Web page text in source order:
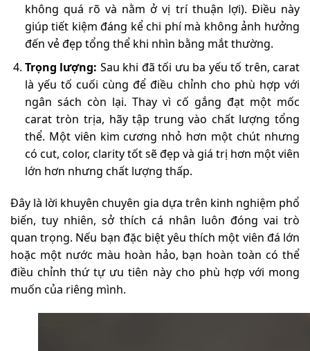
không quá rõ và nằm ở vị trí thuận lợi). Điều này
giúp tiết kiệm đáng kể chi phí mà không ảnh hưởng
đến vẻ đẹp tổng thể khi nhìn bằng mắt thường.
Trọng lượng: Sau khi đã tối ưu ba yếu tố trên, carat
là yếu tố cuối cùng để điều chỉnh cho phù hợp với
ngân sách còn lại. Thay vì cố gắng đạt một mốc
carat tròn trịa, hãy tập trung vào chất lượng tổng
thể. Một viên kim cương nhỏ hơn một chút nhưng
có cut, color, clarity tốt sẽ đẹp và giá trị hơn một viên
lớn hơn nhưng chất lượng thấp.
Đây là lời khuyên chuyên gia dựa trên kinh nghiệm phổ
biến, tuy nhiên, sở thích cá nhân luôn đóng vai trò
quan trọng. Nếu bạn đặc biệt yêu thích một viên đá lớn
hoặc một nước màu hoàn hảo, bạn hoàn toàn có thể
điều chỉnh thứ tự ưu tiên này cho phù hợp với mong
muốn của riêng mình.